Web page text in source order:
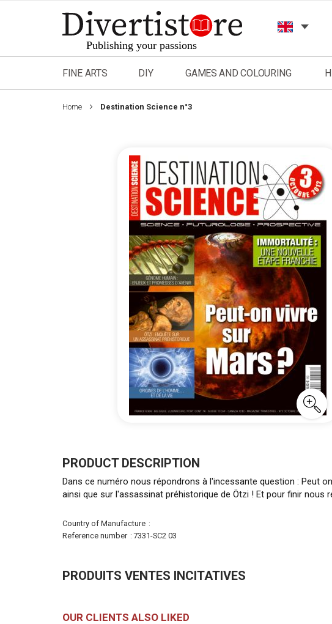
to
Content
FINE ARTS DIY GAMES AND COLOURING
Home Destination Science n°3
the
of
the
gallery
PRODUCT DESCRIPTION
Dans ce numéro nous répondrons à l'incessante question : Peut
ainsi que sur l'assassinat préhistorique de Ötzi ! Et pour finir nous
More
Information
Country of Manufacture
Reference number
7331-SC2 03
PRODUITS VENTES INCITATIVES
OUR CLIENTS ALSO LIKED